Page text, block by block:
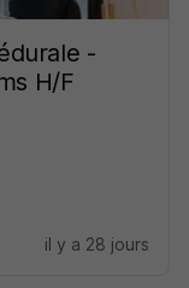
-
H/F
il y a 28 jours